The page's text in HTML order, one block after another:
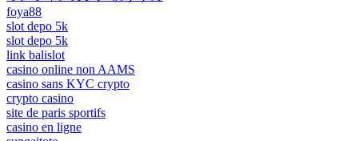
foya88
slot depo 5k
slot depo 5k
link balislot
casino online non AAMS
casino sans KYC crypto
crypto casino
site de paris sportifs
casino en ligne